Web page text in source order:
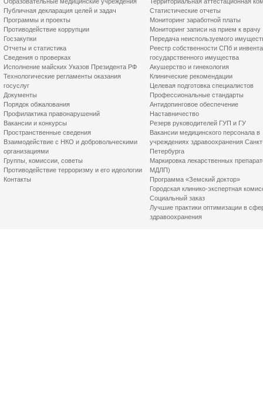
Публичная декларация целей и задач
Программы и проекты
Противодействие коррупции
Госзакупки
Отчеты и статистика
Сведения о проверках
Исполнение майских Указов Президента РФ
Технологические регламенты оказания
госуслуг
Документы
Порядок обжалования
Профилактика правонарушений
Вакансии и конкурсы
Пространственные сведения
Взаимодействие с НКО и добровольческими
организациями
Группы, комиссии, советы
Противодействие терроризму и его идеологии
Контакты
Статистические отчеты
Мониторинг заработной платы
Мониторинг записи на прием к врачу
Передача неиспользуемого
Реестр собственности СПб и
государственного имущества
Акушерство и гинекология
Клинические рекомендации
Целевая подготовка специалистов
Профессиональные стандарты
Антидопинговое обеспечение
Наставничество
Резерв руководителей ГУП и ГУ
Вакансии медицинского персонала в
учреждениях здравоохранения
Петербурга
Маркировка лекарственных
МДЛП)
Программа «Земский доктор»
Городская клинико-экспертная
Социальный заказ
Лучшие практики оптимизации в
здравоохранения